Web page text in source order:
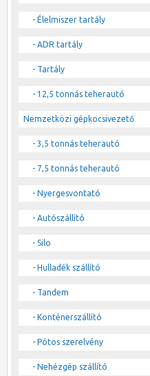
- Élelmiszer tartály
- ADR tartály
- Tartály
- 12,5 tonnás teherautó
Nemzetközi gépkocsivezető
- 3,5 tonnás teherautó
- 7,5 tonnás teherautó
- Nyergesvontató
- Autószállító
- Silo
- Hulladék szállító
- Tandem
- Konténerszállító
- Pótos szerelvény
- Nehézgép szállító